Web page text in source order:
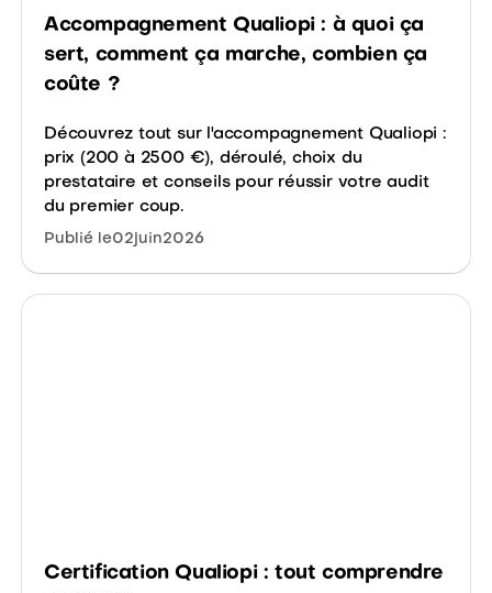
Accompagnement Qualiopi : à quoi ça
sert, comment ça marche, combien ça
coûte ?
Découvrez tout sur l'accompagnement Qualiopi :
prix (200 à 2500 €), déroulé, choix du
prestataire et conseils pour réussir votre audit
du premier coup.
Publié le02juin2026
Certification Qualiopi : tout comprendre